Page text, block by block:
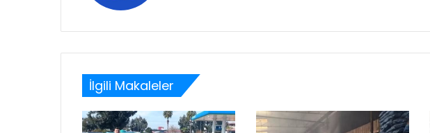
İlgili Makaleler